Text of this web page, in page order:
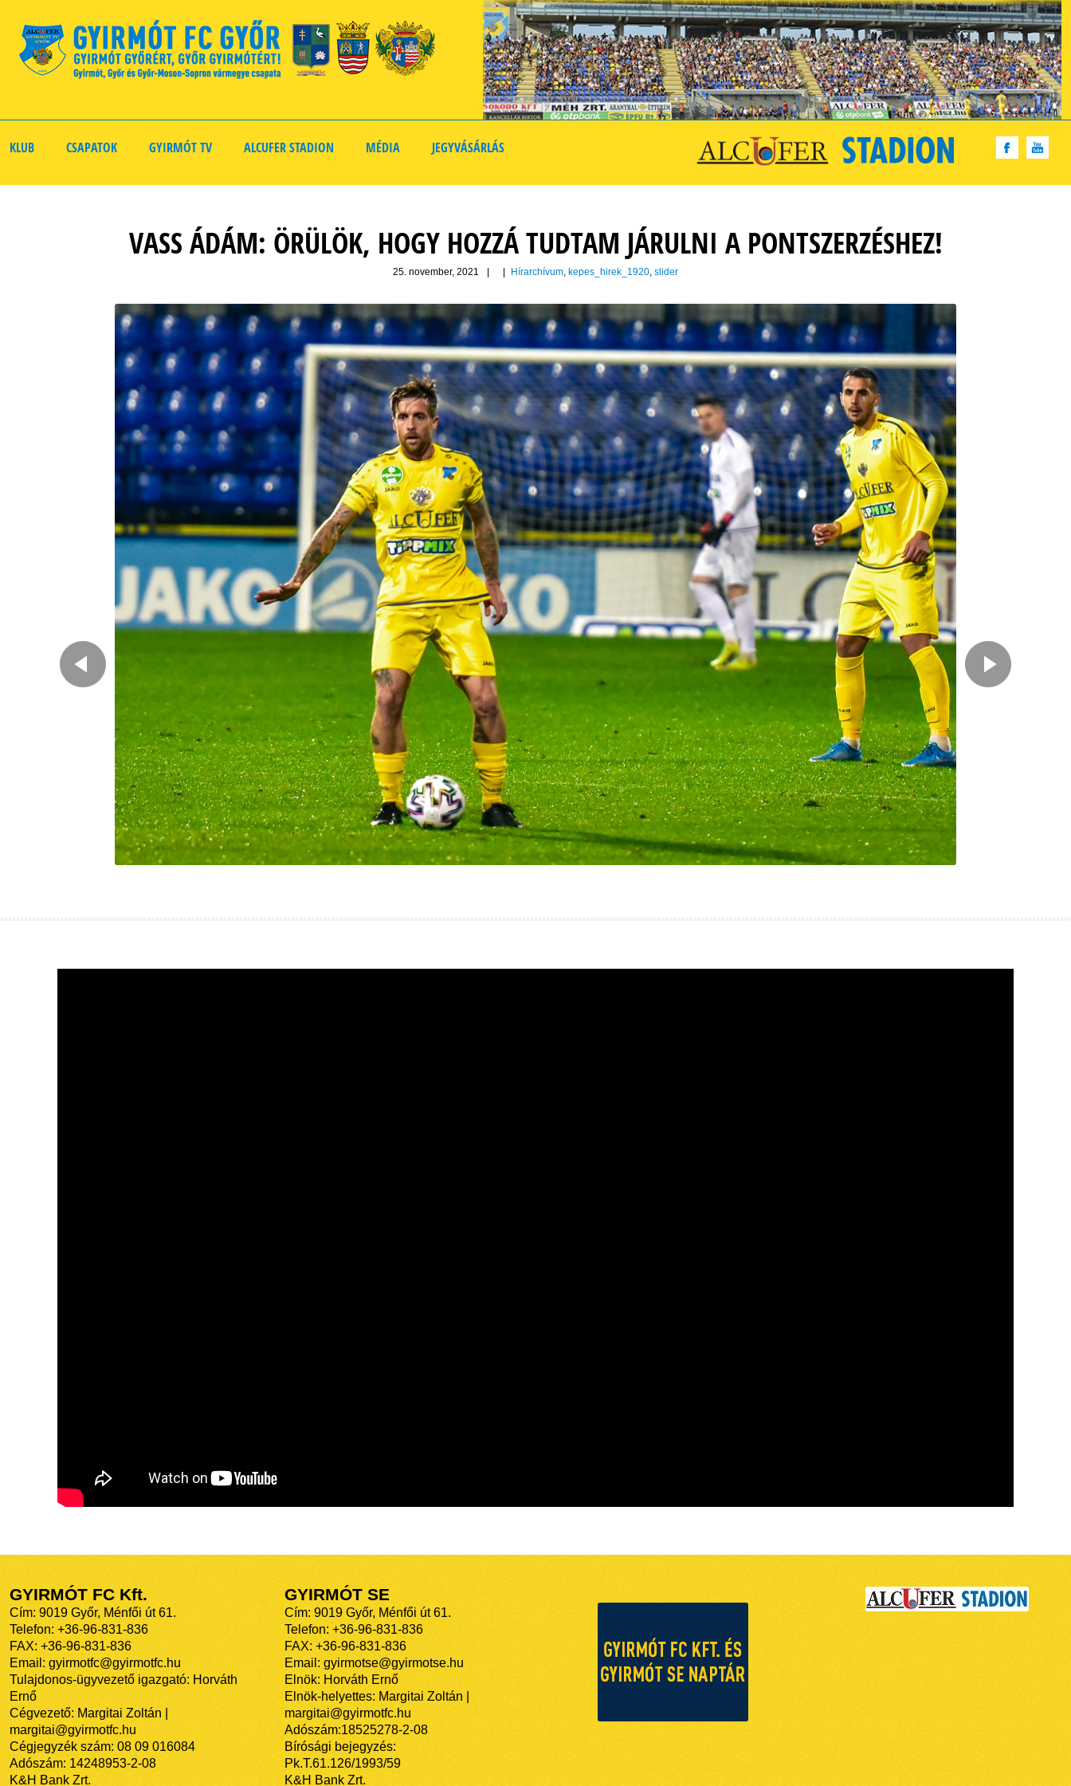
KLUB CSAPATOK GYIRMÓT TV ALCUFER STADION MÉDIA JEGYVÁSÁRLÁS
VASS ÁDÁM: ÖRÜLÖK, HOGY HOZZÁ TUDTAM JÁRULNI A PONTSZERZÉSHEZ!
25. november, 2021 Hírarchívum, kepes_hirek_1920, slider
GYIRMÓT FC Kft.
Cím: 9019 Győr, Ménfői út 61.
Telefon: +36-96-831-836
FAX: +36-96-831-836
Email: gyirmotfc@gyirmotfc.hu
Tulajdonos-ügyvezető igazgató: Horváth
Ernő
Cégvezető: Margitai Zoltán |
margitai@gyirmotfc.hu
Cégjegyzék szám: 08 09 016084
Adószám: 14248953-2-08
K&H Bank Zrt.
GYIRMÓT SE
Cím: 9019 Győr, Ménfői út 61.
Telefon: +36-96-831-836
FAX: +36-96-831-836
Email: gyirmotse@gyirmotse.hu
Elnök: Horváth Ernő
Elnök-helyettes: Margitai Zoltán |
margitai@gyirmotfc.hu
Adószám:18525278-2-08
Bírósági bejegyzés:
Pk.T.61.126/1993/59
K&H Bank Zrt.